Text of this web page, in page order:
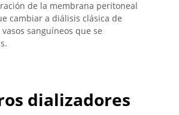
de la membrana peritoneal
cambiar a diálisis clásica de
sanguíneos que se
dializadores